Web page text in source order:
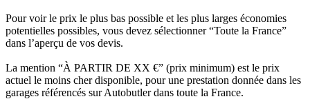
Pour voir le prix le plus bas possible et les plus larges économies
potentielles possibles, vous devez sélectionner “Toute la France”
dans l’aperçu de vos devis.
La mention “À PARTIR DE XX €” (prix minimum) est le prix
actuel le moins cher disponible, pour une prestation donnée dans les
garages référencés sur Autobutler dans toute la France.